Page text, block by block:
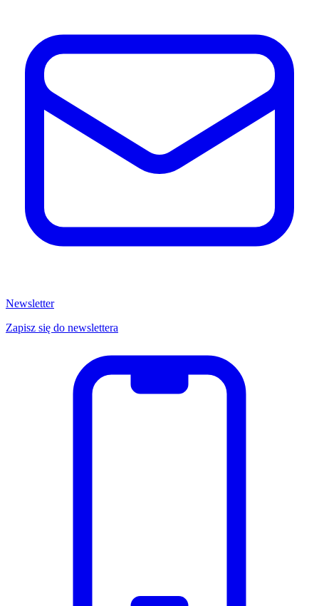
Newsletter
Zapisz się do newslettera